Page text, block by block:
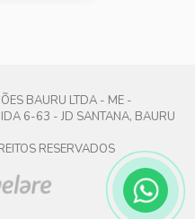
BAURU LTDA - ME -
6-63 - JD SANTANA, BAURU
RESERVADOS